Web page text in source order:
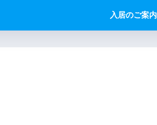
入居のご案内